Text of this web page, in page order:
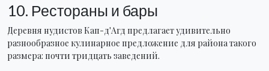
10. Рестораны и бары
Деревня нудистов Кап-д'Агд предлагает удивительно
разнообразное кулинарное предложение для района такого
размера: почти тридцать заведений.